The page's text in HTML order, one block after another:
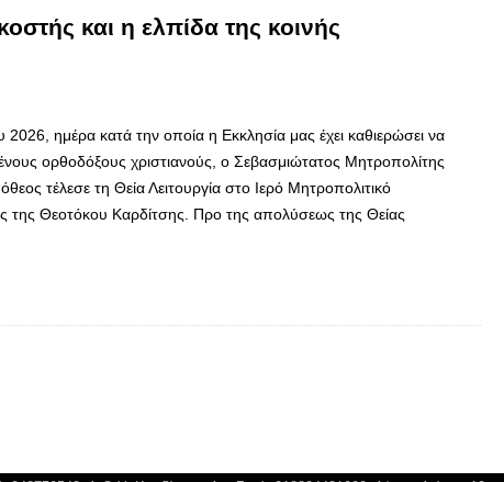
και η ελπίδα της κοινής
ημέρα κατά την οποία η Εκκλησία μας έχει καθιερώσει να
ορθοδόξους χριστιανούς, ο Σεβασμιώτατος Μητροπολίτης
τέλεσε τη Θεία Λειτουργία στο Ιερό Μητροπολιτικό
της Θεοτόκου Καρδίτσης. Προ της απολύσεως της Θείας